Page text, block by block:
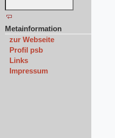
Metainformation
zur Webseite
Profil psb
Links
Impressum